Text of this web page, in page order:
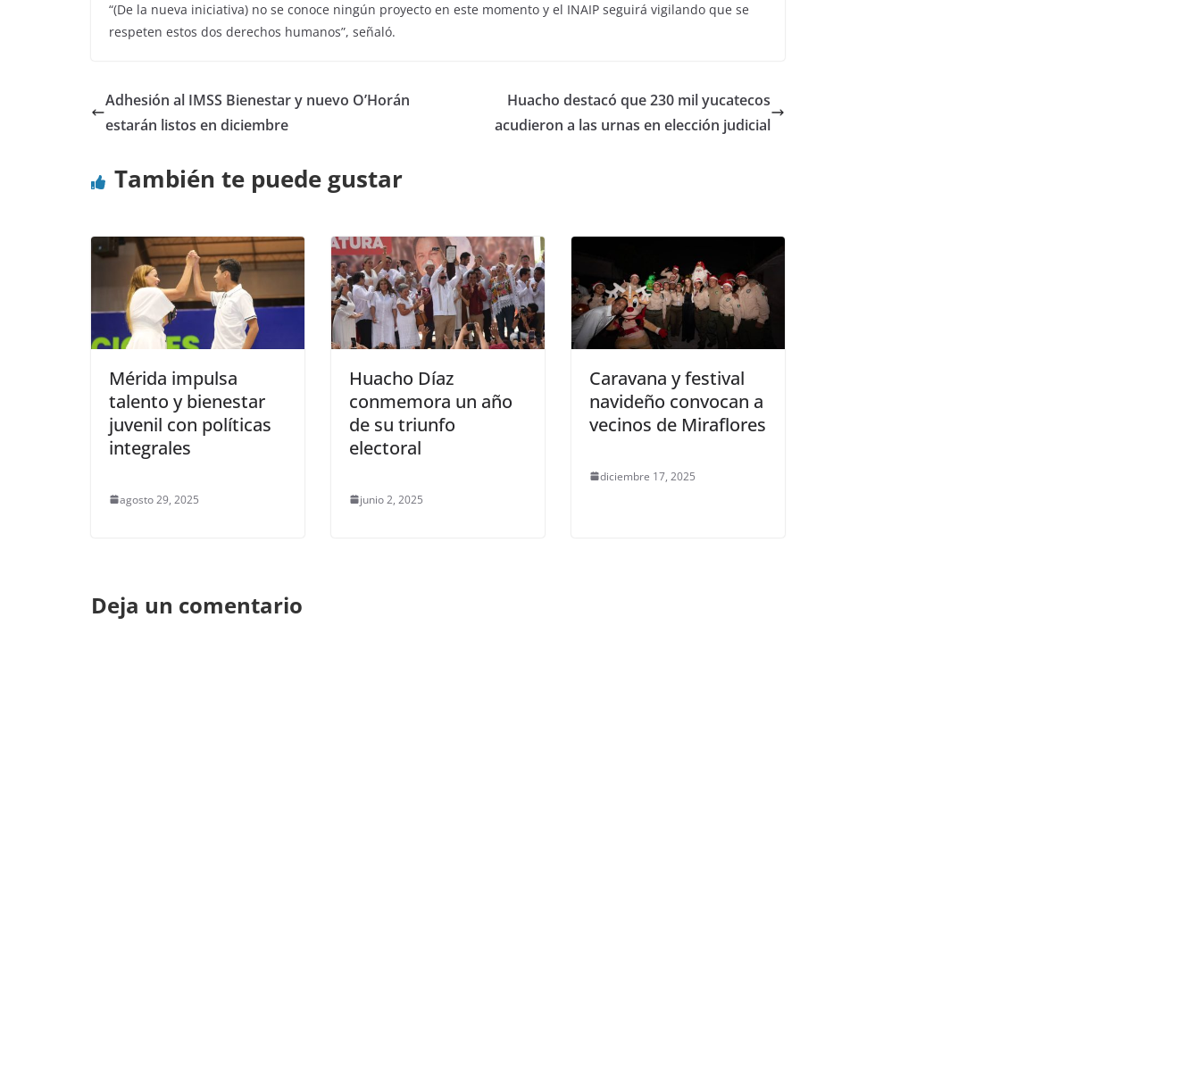
“(De la nueva iniciativa) no se conoce ningún proyecto en este momento y el INAIP seguirá vigilando que se
respeten estos dos derechos humanos”, señaló.
Adhesión al IMSS Bienestar y nuevo O’Horán
estarán listos en diciembre
Huacho destacó que 230 mil yucatecos
acudieron a las urnas en elección judicial
También te puede gustar
Mérida impulsa
talento y bienestar
juvenil con políticas
integrales
agosto 29, 2025
Huacho Díaz
conmemora un año
de su triunfo
electoral
junio 2, 2025
Caravana y festival
navideño convocan a
vecinos de Miraflores
diciembre 17, 2025
Deja un comentario